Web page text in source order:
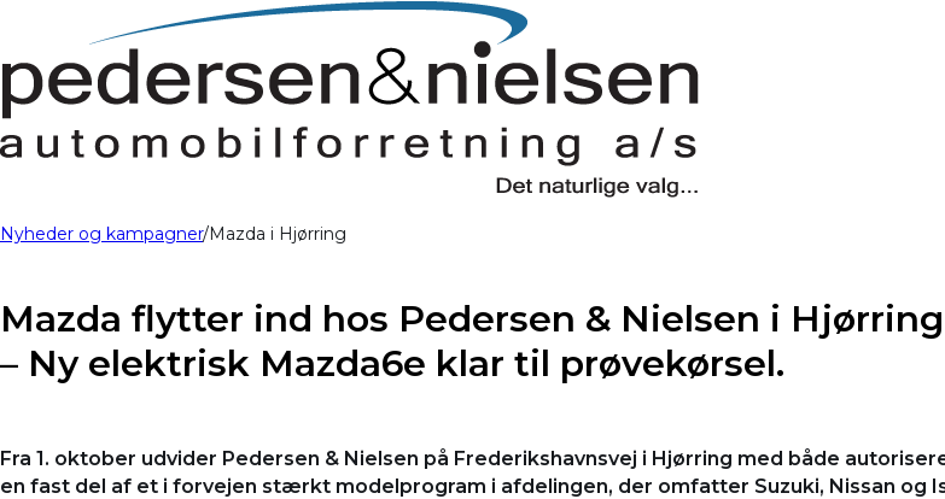
Nyheder og kampagner Mazda i Hjørring
Mazda flytter ind hos Pedersen & Nielsen i Hjørring
– Ny elektrisk Mazda6e klar til prøvekørsel.
Fra 1. oktober udvider Pedersen & Nielsen på Frederikshavnsvej i Hjørring med både
en fast del af et i forvejen stærkt modelprogram i afdelingen, der omfatter Suzuki, Nissan og